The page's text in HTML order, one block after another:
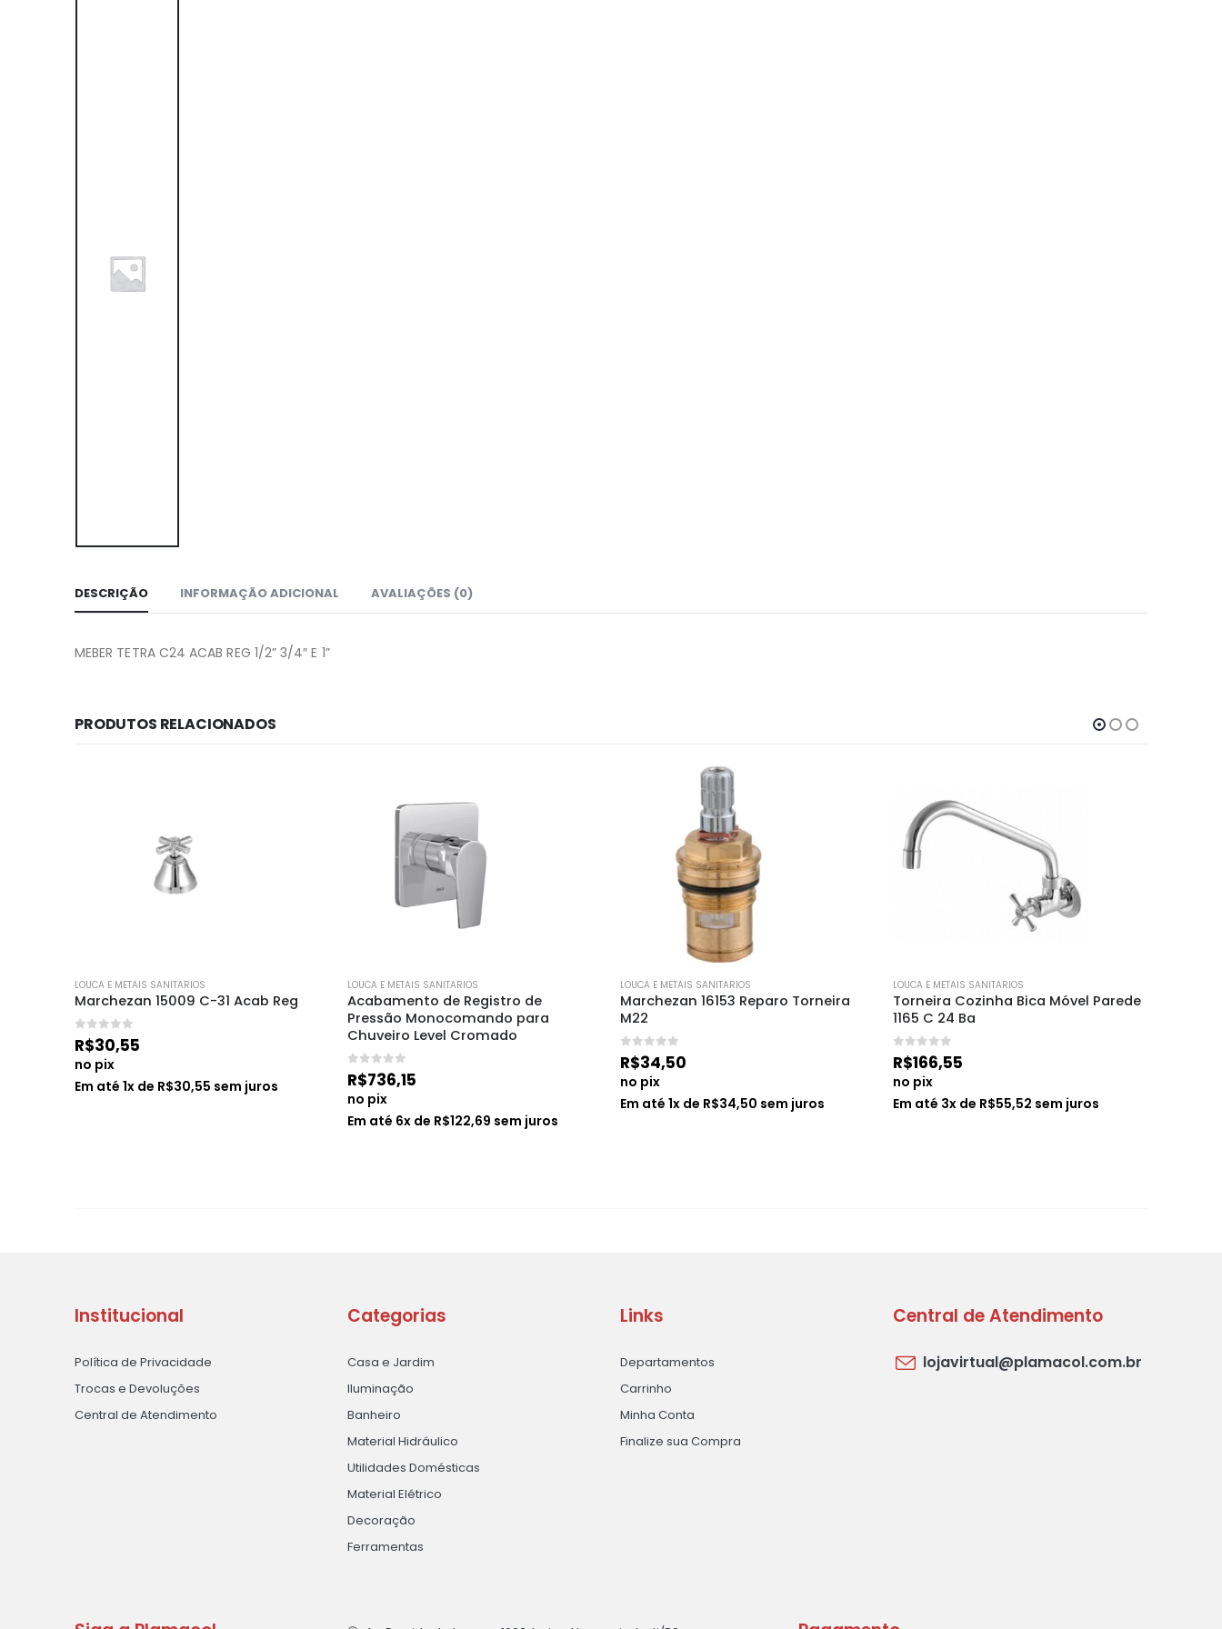
DESCRIÇÃO INFORMAÇÃO ADICIONAL AVALIAÇÕES (0)
MEBER TETRA C24 ACAB REG 1/2” 3/4″ E 1”
PRODUTOS RELACIONADOS
LOUCA E METAIS SANITARIOS
Marchezan 15009 C-31 Acab Reg
de 5
R$30,55
no pix
Em até 1x de R$30,55 sem juros
LOUCA E METAIS SANITARIOS
Acabamento de Registro de
Pressão Monocomando para
Chuveiro Level Cromado
de 5
R$736,15
no pix
Em até 6x de R$122,69 sem juros
LOUCA E METAIS SANITARIOS
Marchezan 16153 Reparo Torneira
M22
de 5
R$34,50
no pix
Em até 1x de R$34,50 sem juros
LOUCA E METAIS SANITARIOS
Torneira Cozinha Bica Móvel Parede
1165 C 24 Ba
de 5
R$166,55
no pix
Em até 3x de R$55,52 sem juros
Institucional
Política de Privacidade
Trocas e Devoluções
Central de Atendimento
Categorias
Casa e Jardim
Iluminação
Banheiro
Material Hidráulico
Utilidades Domésticas
Material Elétrico
Decoração
Ferramentas
Links
Departamentos
Carrinho
Minha Conta
Finalize sua Compra
Central de Atendimento
lojavirtual@plamacol.com.br